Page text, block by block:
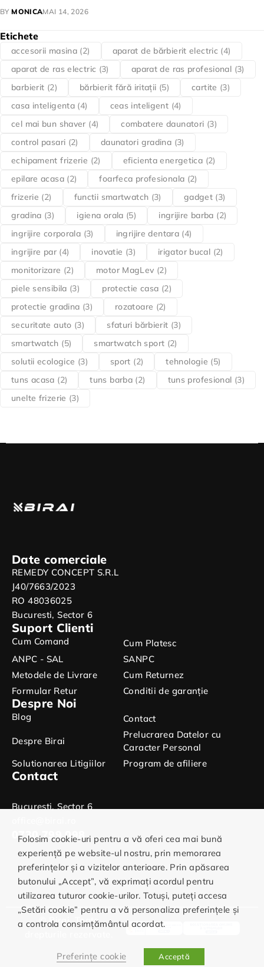
BY MONICAMAI 14, 2026
Etichete
accesorii masina (2) aparat de bărbierit electric (4)
aparat de ras electric (3) aparat de ras profesional (3)
barbierit (2) bărbierit fără iritații (5) cartite (3)
casa inteligenta (4) ceas inteligent (4)
cel mai bun shaver (4) combatere daunatori (3)
control pasari (2) daunatori gradina (3)
echipament frizerie (2) eficienta energetica (2)
epilare acasa(2) foarfeca profesionala (2)
frizerie (2) functii smartwatch (3) gadget (3)
gradina (3) igiena orala (5) ingrijire barba (2)
ingrijire corporala (3) ingrijire dentara (4)
ingrijire par(4) inovatie (3) irigator bucal (2)
monitorizare (2) motor MagLev (2)
piele sensibila (3) protectie casa (2)
protectie gradina (3) rozatoare (2)
securitate auto (3) sfaturi bărbierit (3)
smartwatch (5) smartwatch sport (2)
solutii ecologice (3) sport (2) tehnologie (5)
tuns acasa (2) tuns barba (2) tuns profesional (3)
unelte frizerie (3)
Date comerciale
REMEDY CONCEPT S.R.L
J40/7663/2023
RO 48036025
Bucuresti, Sector 6
Suport Clienti
Cum Comand
Cum Platesc
ANPC - SAL
SANPC
Metodele de Livrare
Cum Returnez
Formular Retur
Conditii de garanție
Despre Noi
Blog
Contact
Despre Birai
Prelucrarea Datelor cu
Caracter Personal
Solutionarea Litigiilor
Program de afiliere
Contact
Bucuresti, Sector 6
0730.799.098
© Birai. Toate
Folosim cookie-uri pentru a vă oferi cea mai bună
experiență pe website-ul nostru, prin memorarea
preferințelor și a vizitelor anterioare. Prin apăsarea
butonului „Accept”, vă exprimați acordul pentru
utilizarea tuturor cookie-urilor. Totuși, puteți accesa
„Setări cookie” pentru a vă personaliza preferințele și
a controla consimțământul acordat.
Preferințe cookie Acceptă